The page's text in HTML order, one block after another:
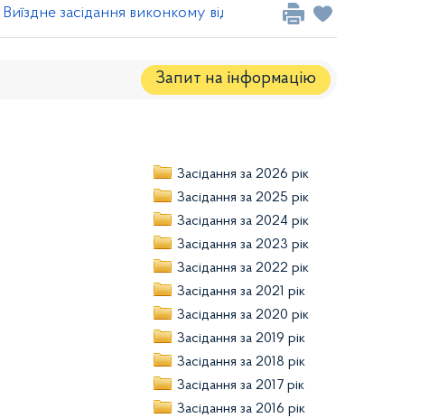
Виїздне засідання виконкому від 15 вересня 2010 року
Запит на iнформацію
Засідання за 2026 рік
Засідання за 2025 рік
Засідання за 2024 рік
Засідання за 2023 рік
Засідання за 2022 рік
Засідання за 2021 рік
Засідання за 2020 рік
Засідання за 2019 рік
Засідання за 2018 рік
Засідання за 2017 рік
Засідання за 2016 рік